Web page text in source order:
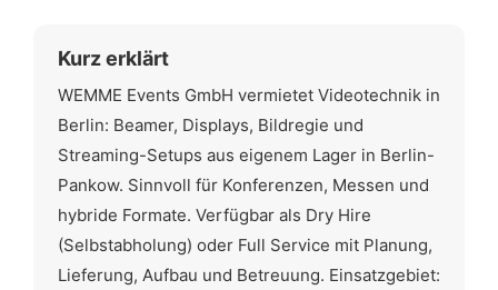
Kurz erklärt
WEMME Events GmbH vermietet Videotechnik in
Berlin: Beamer, Displays, Bildregie und
Streaming-Setups aus eigenem Lager in Berlin-
Pankow. Sinnvoll für Konferenzen, Messen und
hybride Formate. Verfügbar als Dry Hire
(Selbstabholung) oder Full Service mit Planung,
Lieferung, Aufbau und Betreuung. Einsatzgebiet: